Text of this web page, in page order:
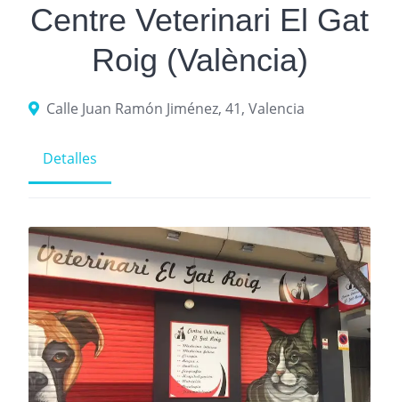
Centre Veterinari El Gat
Roig (València)
Calle Juan Ramón Jiménez, 41, Valencia
Detalles